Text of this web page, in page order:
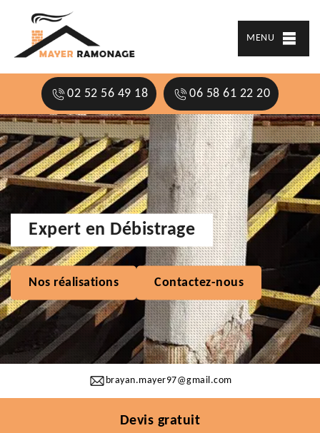
MENU
02 52 56 49 18 06 58 61 22 20
brayan.mayer97@gmail.com
Expert en Débistrage
Nos réalisations Contactez-nous
Devis gratuit